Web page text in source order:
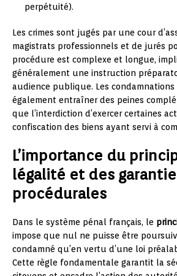
perpétuité).
Les crimes sont jugés par une cour
magistrats professionnels et de jurés
procédure est complexe et longue,
généralement une instruction
audience publique. Les
également entraîner des peines
que l’interdiction d’exercer certaines
confiscation des biens ayant servi à
L’importance du
légalité et des
procédurales
Dans le système pénal français, le
impose que nul ne puisse être
condamné qu’en vertu d’une loi
Cette règle fondamentale garantit la